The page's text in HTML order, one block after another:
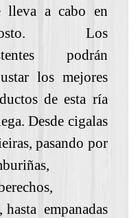
lleva a cabo en
Los
podrán
los mejores
de esta ría
Desde cigalas
pasando por
empanadas